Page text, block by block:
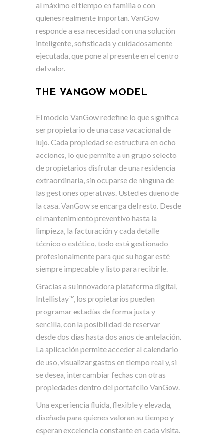
al máximo el tiempo en familia o con
quienes realmente importan. VanGow
responde a esa necesidad con una solución
inteligente, sofisticada y cuidadosamente
ejecutada, que pone al presente en el centro
del valor.
THE VANGOW MODEL
El modelo VanGow redefine lo que significa
ser propietario de una casa vacacional de
lujo. Cada propiedad se estructura en ocho
acciones, lo que permite a un grupo selecto
de propietarios disfrutar de una residencia
extraordinaria, sin ocuparse de ninguna de
las gestiones operativas. Usted es dueño de
la casa. VanGow se encarga del resto. Desde
el mantenimiento preventivo hasta la
limpieza, la facturación y cada detalle
técnico o estético, todo está gestionado
profesionalmente para que su hogar esté
siempre impecable y listo para recibirle.
Gracias a su innovadora plataforma digital,
Intellistay™, los propietarios pueden
programar estadías de forma justa y
sencilla, con la posibilidad de reservar
desde dos días hasta dos años de antelación.
La aplicación permite acceder al calendario
de uso, visualizar gastos en tiempo real y, si
se desea, intercambiar fechas con otras
propiedades dentro del portafolio VanGow.
Una experiencia fluida, flexible y elevada,
diseñada para quienes valoran su tiempo y
esperan excelencia constante en cada visita.